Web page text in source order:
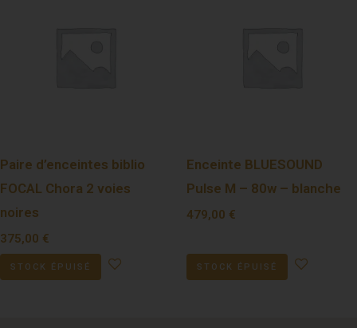
Paire d’enceintes biblio
FOCAL Chora 2 voies
noires
375,00 €
STOCK ÉPUISÉ
Enceinte BLUESOUND
Pulse M – 80w – blanche
479,00 €
STOCK ÉPUISÉ